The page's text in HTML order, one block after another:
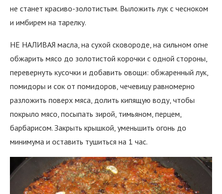
не станет красиво-золотистым. Выложить лук с чесноком
и имбирем на тарелку.
НЕ НАЛИВАЯ масла, на сухой сковороде, на сильном огне
обжарить мясо до золотистой корочки с одной стороны,
перевернуть кусочки и добавить овощи: обжаренный лук,
помидоры и сок от помидоров, чечевицу равномерно
разложить поверх мяса, долить кипящую воду, чтобы
покрыло мясо, посыпать зирой, тимьяном, перцем,
барбарисом. Закрыть крышкой, уменьшить огонь до
минимума и оставить тушиться на 1 час.